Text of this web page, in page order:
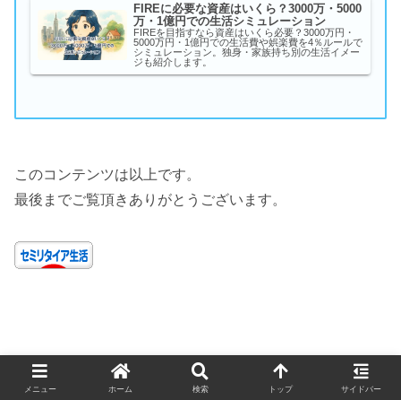
FIREに必要な資産はいくら？3000万・5000
万・1億円での生活シミュレーション
FIREを目指すなら資産はいくら必要？3000万円・
5000万円・1億円での生活費や娯楽費を4％ルールで
シミュレーション。独身・家族持ち別の生活イメー
ジも紹介します。
このコンテンツは以上です。
最後までご覧頂きありがとうございます。
メニュー ホーム 検索 トップ サイドバー